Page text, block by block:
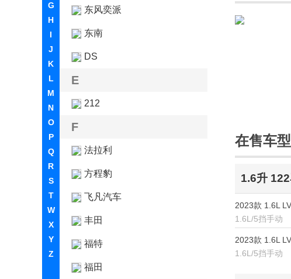
G
H
I
J
K
L
M
N
O
P
Q
R
S
T
W
X
Y
Z
东风奕派
东南
DS
E
212
F
法拉利
方程豹
飞凡汽车
丰田
福特
福田
在售车型
1.6升
2023款 1.6L
1.6L/5挡手动
2023款 1.6L
1.6L/5挡手动